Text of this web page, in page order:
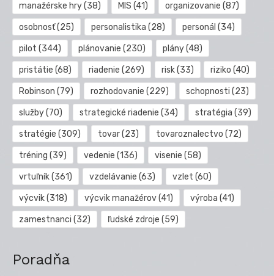
manažérske hry(38) MIS (41) organizovanie (87)
osobnosť(25) personalistika (28) personál (34)
pilot (344) plánovanie (230) plány(48)
pristátie (68) riadenie (269) risk(33) riziko (40)
Robinson (79) rozhodovanie (229) schopnosti (23)
služby(70) strategické riadenie (34) stratégia (39)
stratégie (309) tovar(23) tovaroznalectvo (72)
tréning (39) vedenie (136) visenie (58)
vrtuľník(361) vzdelávanie (63) vzlet (60)
výcvik(318) výcvik manažérov(41) výroba (41)
zamestnanci (32) ľudské zdroje (59)
Poradňa